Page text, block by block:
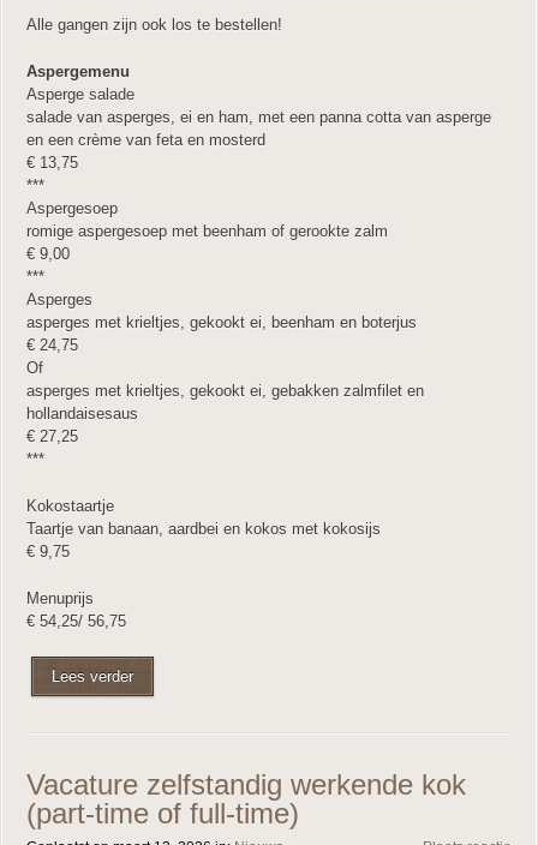
Alle gangen zijn ook los te bestellen!
Aspergemenu
Asperge salade
salade van asperges, ei en ham, met een panna cotta van asperge
en een crème van feta en mosterd
€ 13,75
***
Aspergesoep
romige aspergesoep met beenham of gerookte zalm
€ 9,00
***
Asperges
asperges met krieltjes, gekookt ei, beenham en boterjus
€ 24,75
Of
asperges met krieltjes, gekookt ei, gebakken zalmfilet en
hollandaisesaus
€ 27,25
***
Kokostaartje
Taartje van banaan, aardbei en kokos met kokosijs
€ 9,75
Menuprijs
€ 54,25/ 56,75
Lees verder
Vacature zelfstandig werkende kok
(part-time of full-time)